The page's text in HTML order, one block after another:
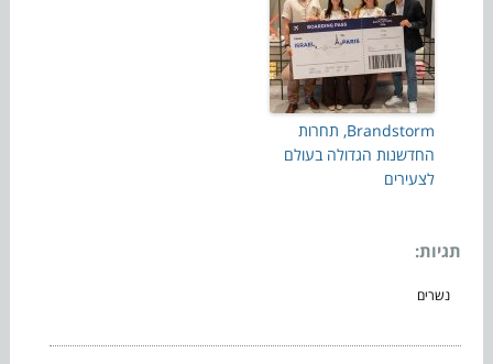
Brandstorm, תחרות
החדשנות הגדולה בעולם
לצעירים
תגיות:
נשרים